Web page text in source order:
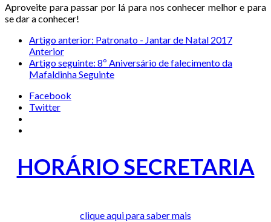
Aproveite para passar por lá para nos conhecer melhor e para
se dar a conhecer!
Artigo anterior: Patronato - Jantar de Natal 2017
Anterior
Artigo seguinte: 8º Aniversário de falecimento da
MafaldinhaSeguinte
Facebook
Twitter
HORÁRIO SECRETARIA
clique aqui para saber mais